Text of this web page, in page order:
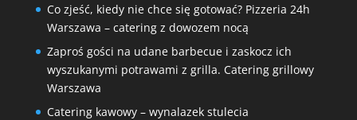
Co zjeść, kiedy nie chce się gotować? Pizzeria 24h
Warszawa – catering z dowozem nocą
Zaproś gości na udane barbecue i zaskocz ich
wyszukanymi potrawami z grilla. Catering grillowy
Warszawa
Catering kawowy – wynalazek stulecia